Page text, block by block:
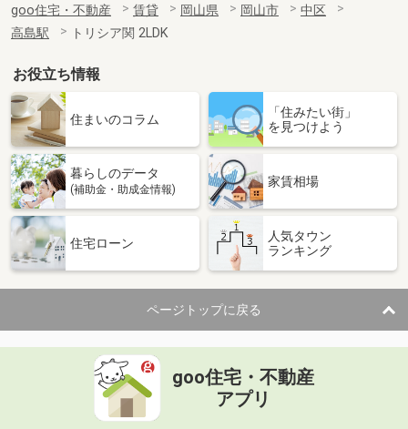
goo住宅・不動産 賃貸 岡山県 岡山市
中区
高島駅
トリシア関 2LDK
お役立ち情報
住まいのコラム
「住みたい街」
を見つけよう
暮らしのデータ
(補助金・助成金情報)
家賃相場
住宅ローン
人気タウン
ランキング
ページトップに戻る
goo住宅・不動産
アプリ